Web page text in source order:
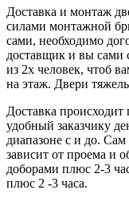
Доставка и монтаж
силами монтажной
сами, необходимо
доставщик и вы сами
из 2х человек, чтоб
на этаж. Двери
Доставка происходит
удобный заказчику
диапазоне с и до.
зависит от проема и
доборами плюс 2-3
плюс 2 -3 часа.